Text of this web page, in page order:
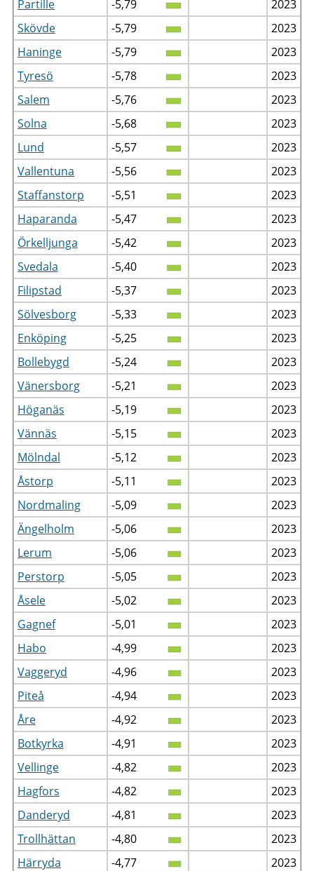
Partille -5,79
2023
Skövde
-5,79
2023
Haninge
-5,79
2023
Tyresö
-5,78
2023
Salem
-5,76
2023
Solna
-5,68
2023
Lund
-5,57
2023
Vallentuna
-5,56
2023
Staffanstorp
-5,51
2023
Haparanda
-5,47
2023
Örkelljunga
-5,42
2023
Svedala
-5,40
2023
Filipstad
-5,37
2023
Sölvesborg
-5,33
2023
Enköping
-5,25
2023
Bollebygd
-5,24
2023
Vänersborg
-5,21
2023
Höganäs
-5,19
2023
Vännäs
-5,15
2023
Mölndal
-5,12
2023
Åstorp
-5,11
2023
Nordmaling
-5,09
2023
Ängelholm
-5,06
2023
Lerum
-5,06
2023
Perstorp
-5,05
2023
Åsele
-5,02
2023
Gagnef
-5,01
2023
Habo
-4,99
2023
Vaggeryd
-4,96
2023
Piteå
-4,94
2023
Åre
-4,92
2023
Botkyrka
-4,91
2023
Vellinge
-4,82
2023
Hagfors
-4,82
2023
Danderyd
-4,81
2023
Trollhättan
-4,80
2023
Härryda
-4,77
2023